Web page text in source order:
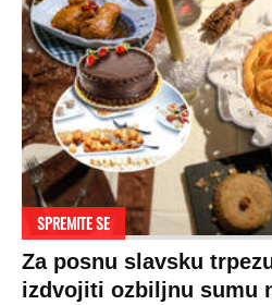
SPREMITE SE
Za posnu slavsku
izdvojiti ozbiljnu sumu